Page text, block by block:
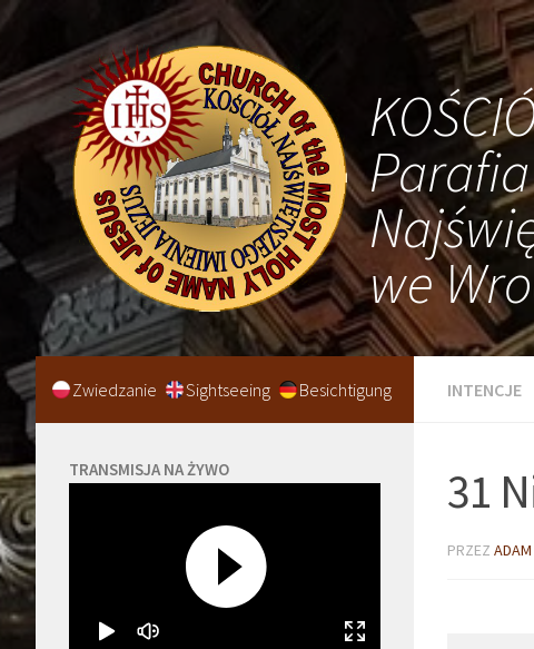
we
INTENCJE
31
PRZEZ
Zwiedzanie Sightseeing Besichtigung
TRANSMISJA NA ŻYWO